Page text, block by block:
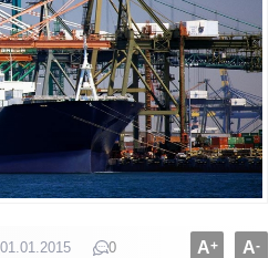
01.01.2015 0 A+ A-